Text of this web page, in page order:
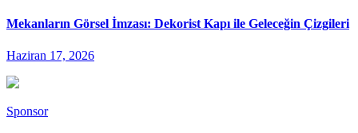
Mekanların Görsel İmzası: Dekorist Kapı ile Geleceğin Çizgileri
Haziran 17, 2026
Sponsor